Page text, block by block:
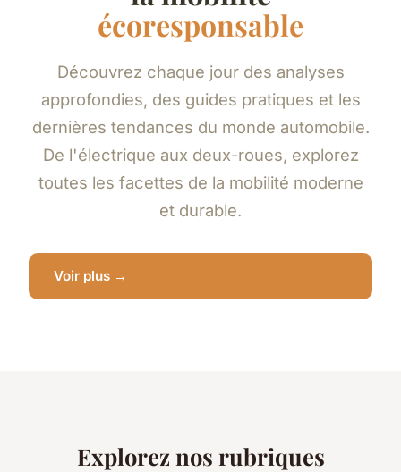
écoresponsable
Découvrez chaque jour des analyses
approfondies, des guides pratiques et les
dernières tendances du monde automobile.
De l'électrique aux deux-roues, explorez
toutes les facettes de la mobilité moderne
et durable.
Voir plus →
Explorez nos rubriques